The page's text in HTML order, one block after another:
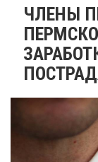
ЧЛЕНЫ